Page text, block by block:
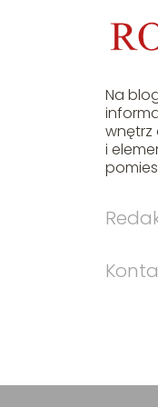
Na
wnętrz
i